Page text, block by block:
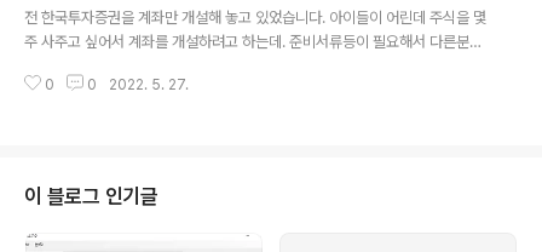
하나를 꼽았는데.. (모양은 다 같았다.. ) 이게... 전압이 달랐
던 거다 ㅠㅠ;;; 혹시 나와 같은 증상을 겪는 분들이 계신다
8핀) 을.. 다른 케이블로 바꿔서 연결해보세요 ㅠㅠ;;; 거의
전 한국투자증권을 계좌만 개설해 놓고 있었습니다. 아이들이 어린데 주식을 몇
주 사주고 싶어서 계좌를 개설하려고 하는데. 준비서류등이 필요해서 다른분들
증명서 및 주식거래내역서(펀드도가능) - 이건 제가 한국투자증권에서 거래내
있습니다. 물론 보안카드를 주기 때문에 공인인증서는 직접 발급 받으시면 됩니
0 0 2022. 5. 27.
이 블로그 인기글